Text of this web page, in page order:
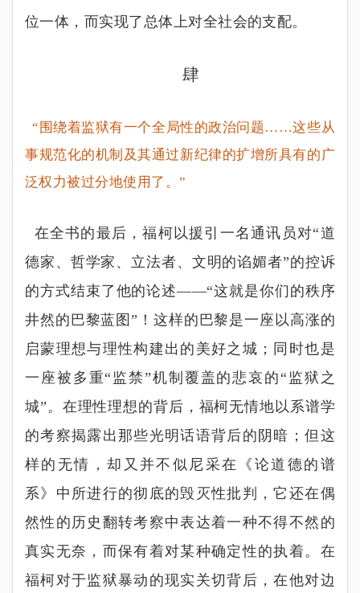
位一体，而实现了总体上对全社会的支配。
肆
“围绕着监狱有一个全局性的政治问题……这些从
事规范化的机制及其通过新纪律的扩增所具有的广
泛权力被过分地使用了。”
在全书的最后，福柯以援引一名通讯员对“道
德家、哲学家、立法者、文明的谄媚者”的控诉
的方式结束了他的论述——“这就是你们的秩序
井然的巴黎蓝图” ！这样的巴黎是一座以高涨的
启蒙理想与理性构建出的美好之城；同时也是
一座被多重“ 监禁”机制覆盖的悲哀的 “ 监狱之
城” 。在理性理想的背后，福柯无情地以系谱学
的考察揭露出那些光明话语背后的阴暗；但这
样的无情，却又并不似尼采在《论道德的谱
系》中所进行的彻底的毁灭性批判，它还在偶
然性的历史翻转考察中表达着一种不得不然的
真实无奈，而保有着对某种确定性的执着。在
福柯对于监狱暴动的现实关切背后，在他对边